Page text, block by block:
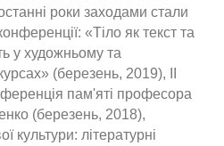
роки заходами стали
«Тіло як текст та
у художньому та
(березень, 2019), ІІ
пам'яті професора
(березень, 2018),
культури: літературні